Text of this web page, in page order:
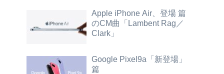
Apple iPhone Air、登場 篇
のCM曲「Lambent Rag／
Clark」
Google Pixel9a「新登場」
篇